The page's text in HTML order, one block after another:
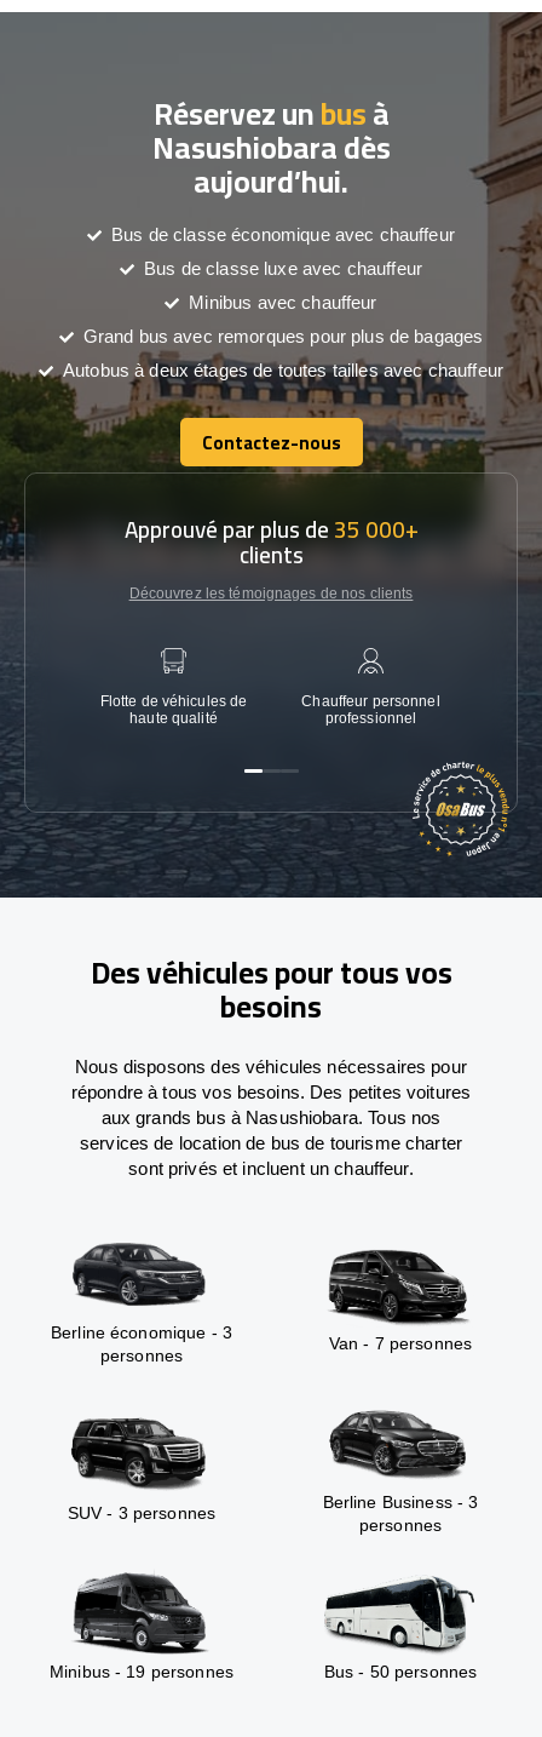
Réservez unbusà
Nasushiobara dès
aujourd’hui.
Bus de classe économique avec chauffeur
Bus de classe luxe avec chauffeur
Minibus avec chauffeur
Grand bus avec remorques pour plus de bagages
Autobus à deux étages de toutes tailles avec chauffeur
Contactez-nous
Contactez-nous
Approuvé par plus de35 000+
clients
Découvrez les témoignages de nos clients
Flotte de véhicules de
haute qualité
Chauffeur personnel
professionnel
Des véhicules pour tous vos
besoins
Nous disposons des véhicules nécessaires pour
répondre à tous vos besoins. Des petites voitures
aux grands bus à Nasushiobara. Tous nos
services de location de bus de tourisme charter
sont privés et incluent un chauffeur.
Berline économique - 3
personnes
Van - 7 personnes
SUV - 3 personnes
Berline Business - 3
personnes
Minibus - 19 personnes Bus - 50 personnes